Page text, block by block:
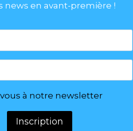
Défi D'Elles
news en avant-première !
à notre newsletter